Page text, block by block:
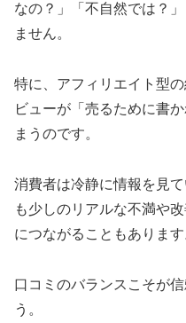
なの？」「不自然では？
ません。
特に、アフィリエイト型
ビューが「売るために書
まうのです。
消費者は冷静に情報を見
も少しのリアルな不満や
につながることもあります
口コミのバランスこそが
う。